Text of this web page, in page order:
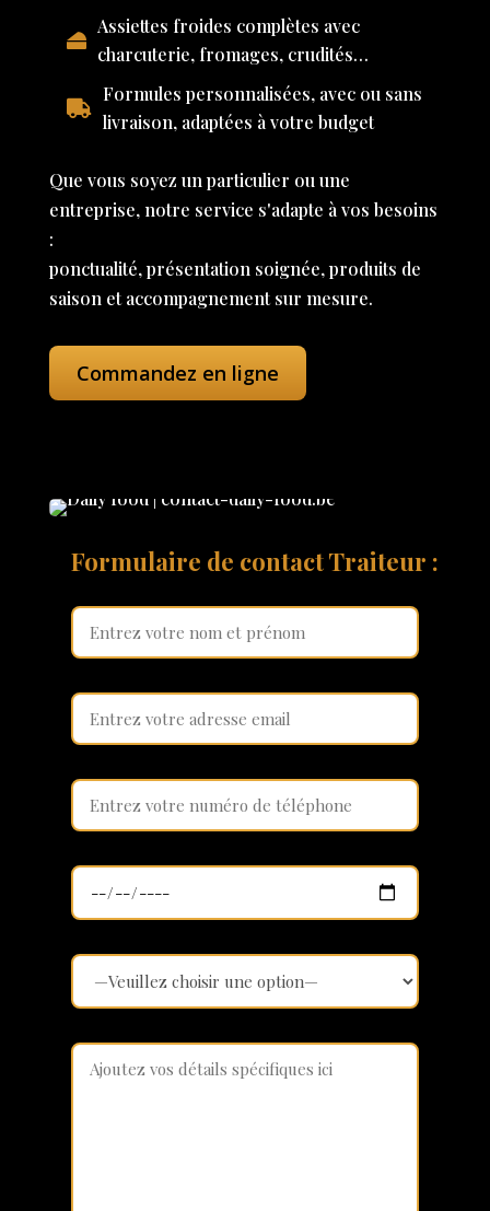
Assiettes froides complètes avec
charcuterie, fromages, crudités…
Formules personnalisées, avec ou sans
livraison, adaptées à votre budget
Que vous soyez un particulier ou une
entreprise, notre service s'adapte à vos besoins
:
ponctualité, présentation soignée, produits de
saison et accompagnement sur mesure.
Commandez en ligne
Formulaire de contact Traiteur :